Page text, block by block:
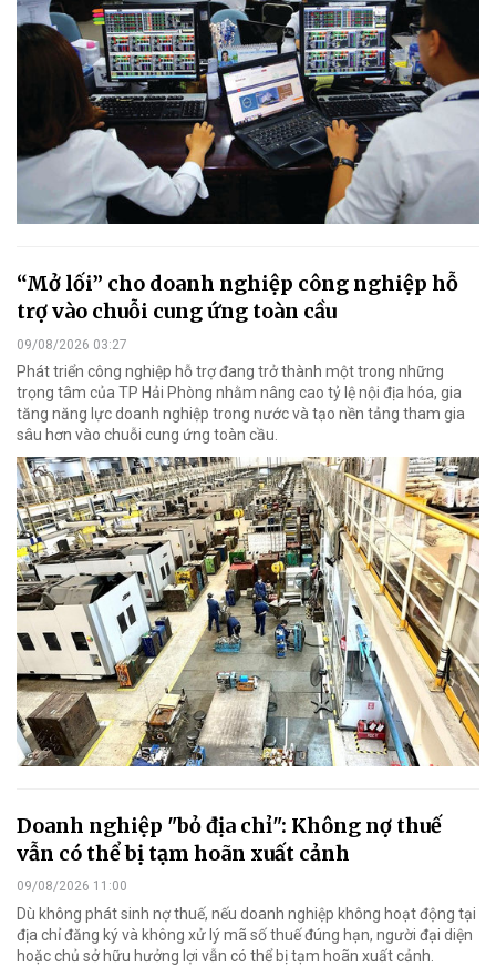
“Mở lối” cho doanh nghiệp công nghiệp hỗ
trợ vào chuỗi cung ứng toàn cầu
09/08/2026 03:27
Phát triển công nghiệp hỗ trợ đang trở thành một trong những
trọng tâm của TP Hải Phòng nhằm nâng cao tỷ lệ nội địa hóa, gia
tăng năng lực doanh nghiệp trong nước và tạo nền tảng tham gia
sâu hơn vào chuỗi cung ứng toàn cầu.
Doanh nghiệp "bỏ địa chỉ": Không nợ thuế
vẫn có thể bị tạm hoãn xuất cảnh
09/08/2026 11:00
Dù không phát sinh nợ thuế, nếu doanh nghiệp không hoạt động tại
địa chỉ đăng ký và không xử lý mã số thuế đúng hạn, người đại diện
hoặc chủ sở hữu hưởng lợi vẫn có thể bị tạm hoãn xuất cảnh.